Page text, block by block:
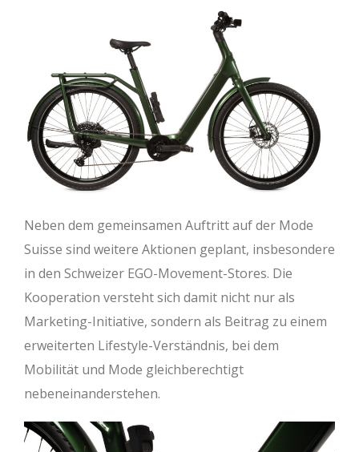
Neben dem gemeinsamen Auftritt auf der Mode
Suisse sind weitere Aktionen geplant, insbesondere
in den Schweizer EGO-Movement-Stores. Die
Kooperation versteht sich damit nicht nur als
Marketing-Initiative, sondern als Beitrag zu einem
erweiterten Lifestyle-Verständnis, bei dem
Mobilität und Mode gleichberechtigt
nebeneinanderstehen.